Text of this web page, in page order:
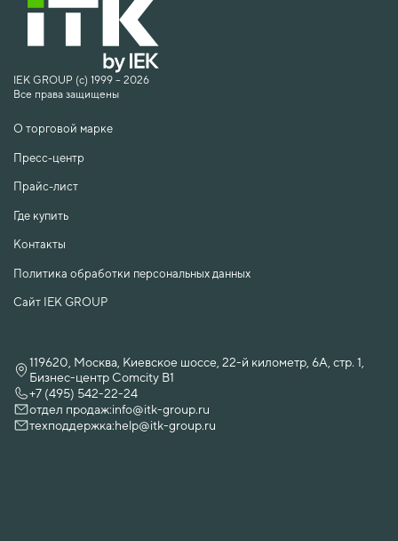
IEK GROUP (c) 1999 – 2026
Все права защищены
О торговой марке
Пресс-центр
Прайс-лист
Где купить
Контакты
Политика обработки персональных данных
Сайт IEK GROUP
119620, Москва, Киевское шоссе, 22-й километр, 6А, стр. 1,
Бизнес-центр Comcity B1
+7 (495) 542-22-24
отдел продаж:info@itk-group.ru
техподдержка:help@itk-group.ru